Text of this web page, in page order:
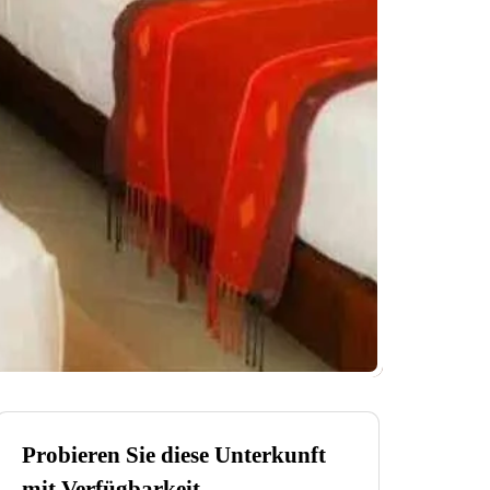
Probieren Sie diese Unterkunft